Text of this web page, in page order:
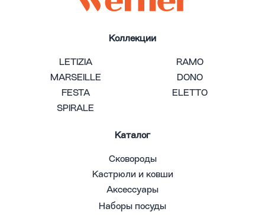
Коллекции
LETIZIA
RAMO
MARSEILLE
DONO
FESTA
ELETTO
SPIRALE
Каталог
Сковороды
Кастрюли и ковши
Аксессуары
Наборы посуды